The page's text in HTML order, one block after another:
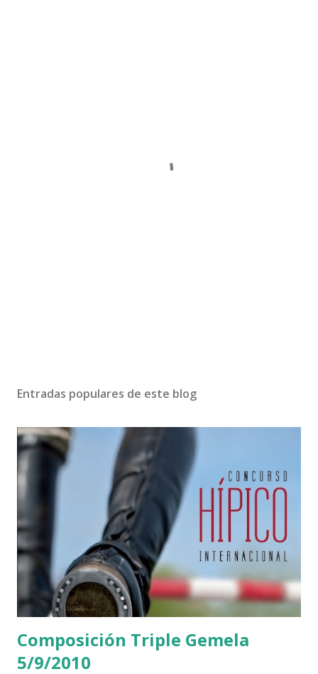
Entradas populares de este blog
Composición Triple Gemela
5/9/2010